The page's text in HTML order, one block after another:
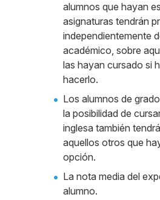
alumnos que hayan
asignaturas tendrán
independientemente
académico, sobre
las hayan cursado si
hacerlo.
Los alumnos de
la posibilidad de
inglesa también
aquellos otros que
opción.
La nota media del
alumno.